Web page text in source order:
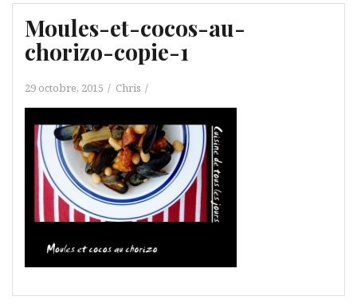
Moules-et-cocos-au-
chorizo-copie-1
29 octobre, 2015 Chris